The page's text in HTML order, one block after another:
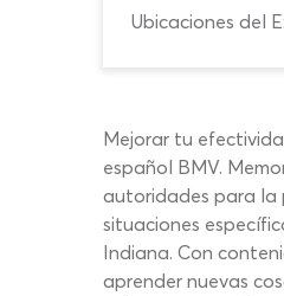
Ubicaciones del
Mejorar tu
español BMV.
autoridades para la
situaciones
Indiana. Con
aprender nuevas